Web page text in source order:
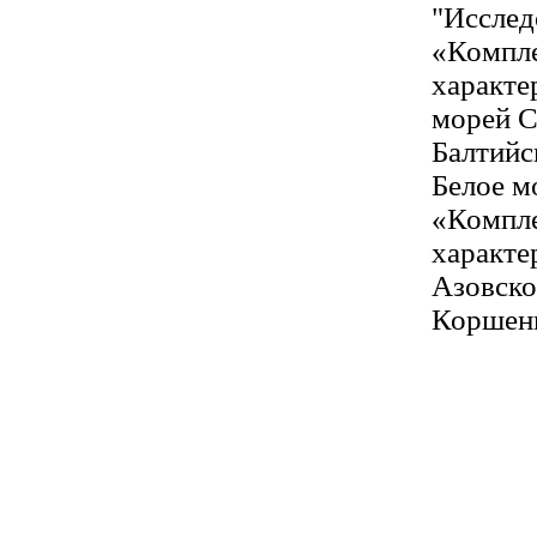
морей
Белое